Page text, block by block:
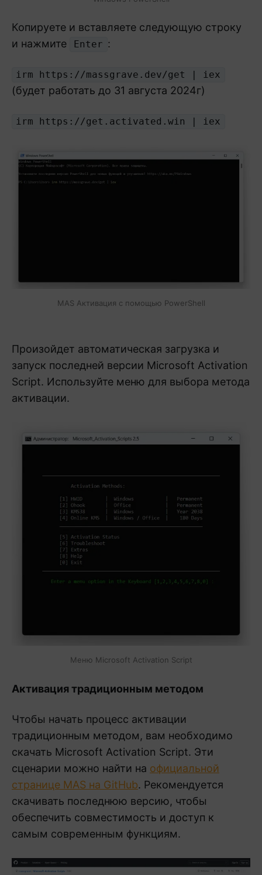
Копируете и вставляете следующую строку
и нажмите
Enter :
irm https://massgrave.dev/get | iex
(будет работать до 31 августа 2024г)
irm https://get.activated.win | iex
MAS Активация с помощью PowerShell
Произойдет автоматическая загрузка и
запуск последней версии Microsoft Activation
Script. Используйте меню для выбора метода
активации.
Меню Microsoft Activation Script
Активация традиционным методом
Чтобы начать процесс активации
традиционным методом, вам необходимо
скачать Microsoft Activation Script. Эти
сценарии можно найти на официальной
странице MAS на GitHub. Рекомендуется
скачивать последнюю версию, чтобы
обеспечить совместимость и доступ к
самым современным функциям.